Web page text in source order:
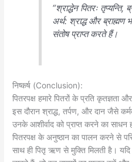
“श्राद्धेन पितरः
अर्थ: श्राद्ध और ब्राह्मण
संतोष प्राप्त करते हैं।
निष्कर्ष (Conclusion):
पितरपक्ष हमारे पितरों के प्रति कृतज्ञता
इस दौरान श्राद्ध, तर्पण, और दान जैसे
उनके आशीर्वाद को प्राप्त करने का
पितरपक्ष के अनुष्ठान का पालन करने से
साथ ही पितृ ऋण से मुक्ति मिलती है।